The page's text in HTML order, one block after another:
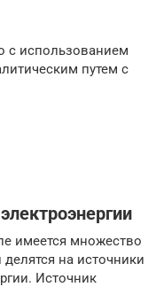
с использованием
путем с
имеется множество
делятся на источники
Источник